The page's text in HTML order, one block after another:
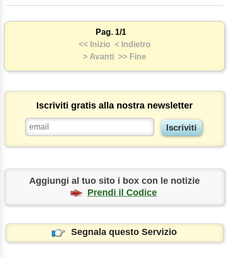
Pag. 1/1
<< Inizio < Indietro
> Avanti >> Fine
Iscriviti gratis alla nostra newsletter
Aggiungi al tuo sito i box con le notizie
Prendi il Codice
Segnala questo Servizio